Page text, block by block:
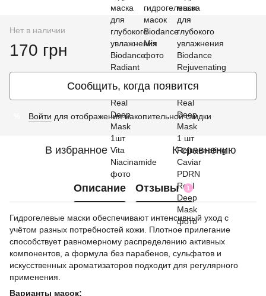
Нет в наличии
170 грн
Сообщить, когда появится
Войти для отображения накопительной скидки
В избранное К сравнению
Описание Отзывы 1
Гидрогелевые маски обеспечивают интенсивный уход с
учётом разных потребностей кожи. Плотное прилегание
способствует равномерному распределению активных
компонентов, а формула без парабенов, сульфатов и
искусственных ароматизаторов подходит для регулярного
применения.
Варианты масок: